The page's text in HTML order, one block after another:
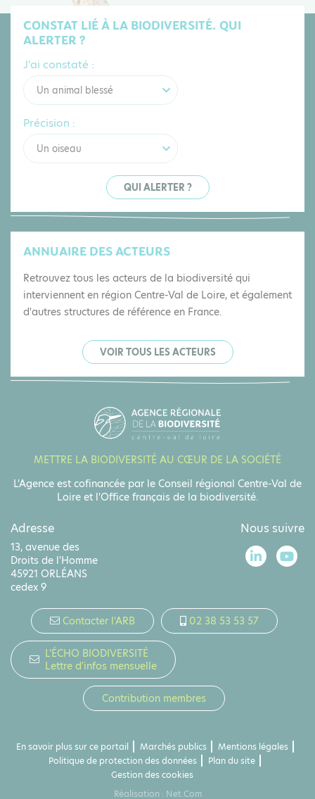
CONSTAT LIÉ À LA BIODIVERSITÉ. QUI
ALERTER ?
J'ai constaté :
Un animal blessé
Précision :
Un oiseau
QUI ALERTER ?
ANNUAIRE DES ACTEURS
Retrouvez tous les acteurs de la biodiversité qui
interviennent en région Centre-Val de Loire, et également
d'autres structures de référence en France.
VOIR TOUS LES ACTEURS
Adresse
13, avenue des
Droits de l'Homme
45921 ORLÉANS
cedex 9
Nous suivre
METTRE LA BIODIVERSITÉ AU CŒUR DE LA SOCIÉTÉ
L'Agence est cofinancée par le Conseil régional Centre-Val de
Loire et l'Office français de la biodiversité.
Contacter l'ARB 02 38 53 53 57
L'ÉCHO BIODIVERSITÉ
Lettre d'infos mensuelle
Contribution membres
En savoir plus sur ce portail Marchés publics
Mentions légales
Politique de protection des données
Plan du site
Gestion des cookies
Réalisation : Net.Com